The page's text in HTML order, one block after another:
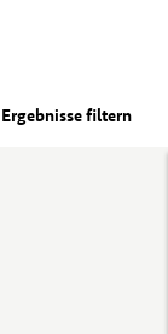
Ergebnisse filtern